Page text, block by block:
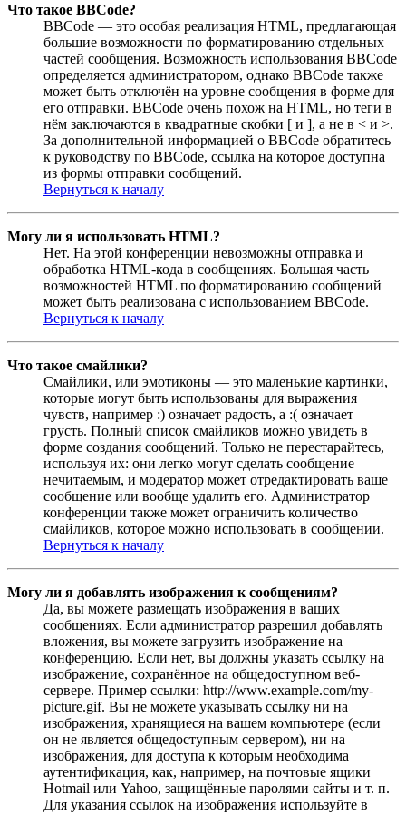
Что такое BBCode?
BBCode — это особая реализация HTML, предлагающая
большие возможности по форматированию отдельных
частей сообщения. Возможность использования BBCode
определяется администратором, однако BBCode также
может быть отключён на уровне сообщения в форме для
его отправки. BBCode очень похож на HTML, но теги в
нём заключаются в квадратные скобки [ и ], а не в < и >.
За дополнительной информацией о BBCode обратитесь
к руководству по BBCode, ссылка на которое доступна
из формы отправки сообщений.
Вернуться к началу
Могу ли я использовать HTML?
Нет. На этой конференции невозможны отправка и
обработка HTML-кода в сообщениях. Большая часть
возможностей HTML по форматированию сообщений
может быть реализована с использованием BBCode.
Вернуться к началу
Что такое смайлики?
Смайлики, или эмотиконы — это маленькие картинки,
которые могут быть использованы для выражения
чувств, например :) означает радость, а :( означает
грусть. Полный список смайликов можно увидеть в
форме создания сообщений. Только не перестарайтесь,
используя их: они легко могут сделать сообщение
нечитаемым, и модератор может отредактировать ваше
сообщение или вообще удалить его. Администратор
конференции также может ограничить количество
смайликов, которое можно использовать в сообщении.
Вернуться к началу
Могу ли я добавлять изображения к сообщениям?
Да, вы можете размещать изображения в ваших
сообщениях. Если администратор разрешил добавлять
вложения, вы можете загрузить изображение на
конференцию. Если нет, вы должны указать ссылку на
изображение, сохранённое на общедоступном веб-
сервере. Пример ссылки: http://www.example.com/my-
picture.gif. Вы не можете указывать ссылку ни на
изображения, хранящиеся на вашем компьютере (если
он не является общедоступным сервером), ни на
изображения, для доступа к которым необходима
аутентификация, как, например, на почтовые ящики
Hotmail или Yahoo, защищённые паролями сайты и т. п.
Для указания ссылок на изображения используйте в